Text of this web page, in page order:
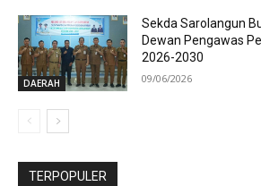
DAERAH
Sekda Sarolangun
Dewan Pengawas
2026-2030
09/06/2026
TERPOPULER